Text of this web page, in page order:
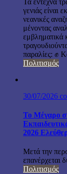
γενιάς είναι
νεανικές
μένοντας
εμβληματικά
παραλίες: ✊
Πολιτισμός
30/07/2026
Το Μέγαρο
2026
Μετά την
επανέρχεται
Πολιτισμός